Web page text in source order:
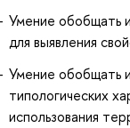
Умение обобщать
для выявления
Умение обобщать
типологических
использования